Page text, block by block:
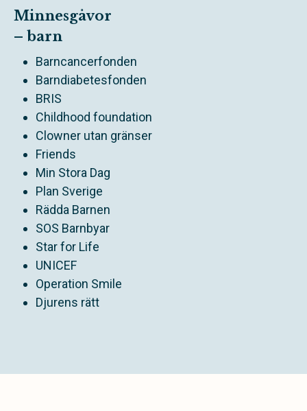
Minnesgåvor
– barn
Barncancerfonden
Barndiabetesfonden
BRIS
Childhood foundation
Clowner utan gränser
Friends
Min Stora Dag
Plan Sverige
Rädda Barnen
SOS Barnbyar
Star for Life
UNICEF
Operation Smile
Djurens rätt